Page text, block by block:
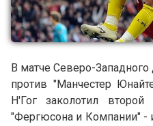
В матче Северо-
против "Манчестер
Н'Гог заколотил
"Фергюсона и Компании" -